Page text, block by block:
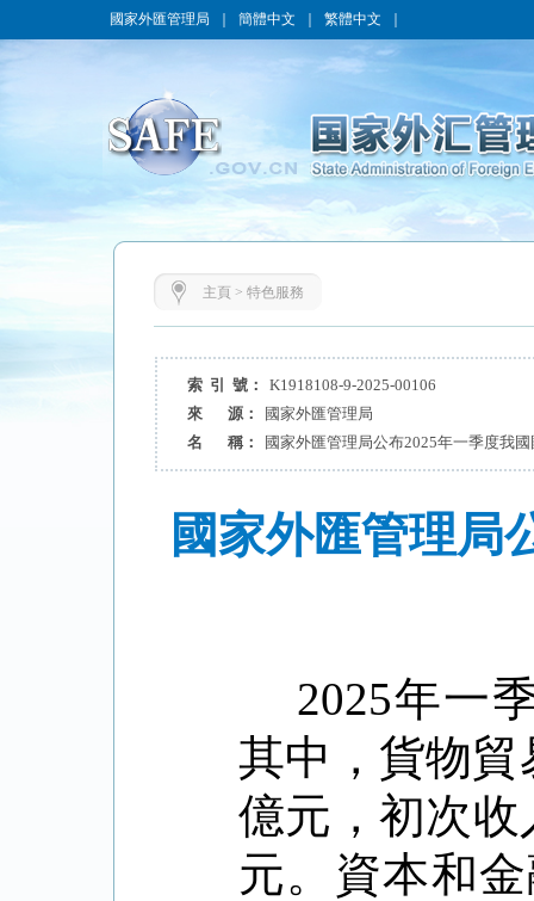
國家外匯管理局 簡體中文 繁體中文
主頁 > 特色服務
索 引 號：
K1918108-9-2025-00106
來 源：
國家外匯管理局
名 稱：
國家外匯管理局公布2025年一季度我
國家外匯管理局
2025年一
其中，貨物貿
億元，初次收
元。資本和